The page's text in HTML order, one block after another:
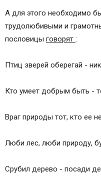
А для этого необходимо
трудолюбивыми и
пословицы говорят :
Птиц зверей оберегай -
Кто умеет добрым быть -
Враг природы тот, кто ее
Люби лес, люби природу,
Срубил дерево - посади